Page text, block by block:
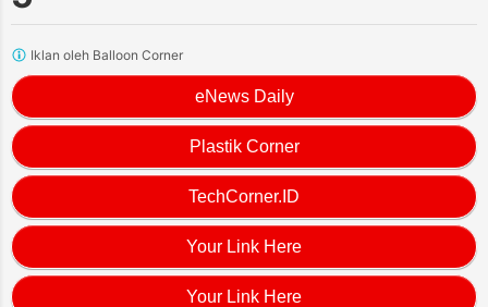
eNews Daily
Plastik Corner
TechCorner.ID
Your Link Here
Your Link Here
Iklan oleh Balloon Corner